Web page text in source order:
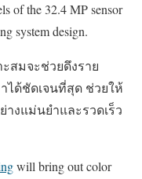
of the 32.4 MP sensor
system design.
สมจะช่วยดึงราย
ได้ชัดเจนที่สุด ช่วยให้
งแม่นยำและรวดเร็ว
will bring out color